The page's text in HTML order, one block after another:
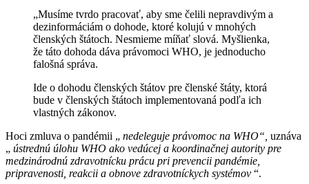
„Musíme tvrdo pracovať, aby sme čelili nepravdivým a
dezinformáciám o dohode, ktoré kolujú v mnohých
členských štátoch. Nesmieme míňať slová. Myšlienka,
že táto dohoda dáva právomoci WHO, je jednoducho
falošná správa.
Ide o dohodu členských štátov pre členské štáty, ktorá
bude v členských štátoch implementovaná podľa ich
vlastných zákonov.
Hoci zmluva o pandémii „ nedeleguje právomoc na WHO“, uznáva
„ ústrednú úlohu WHO ako vedúcej a koordinačnej autority pre
medzinárodnú zdravotnícku prácu pri prevencii pandémie,
pripravenosti, reakcii a obnove zdravotníckych systémov “.